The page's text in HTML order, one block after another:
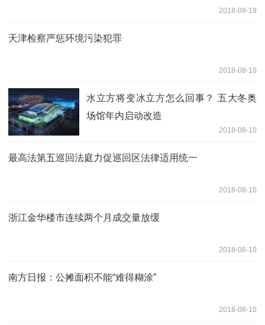
2018-09-19
天津检察严惩环境污染犯罪
2018-08-10
水立方将变冰立方怎么回事？ 五大冬奥
场馆年内启动改造
2018-08-10
最高法第五巡回法庭力促巡回区法律适用统一
2018-08-10
浙江金华楼市连续两个月成交量放缓
2018-08-10
南方日报：公摊面积不能“难得糊涂”
2018-08-10